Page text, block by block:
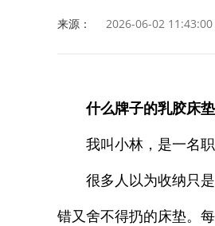
来源：
2026-06-02 11:43:00
什么牌子的乳胶床
我叫小林，是一名
很多人以为收纳只
错又舍不得扔的床垫。